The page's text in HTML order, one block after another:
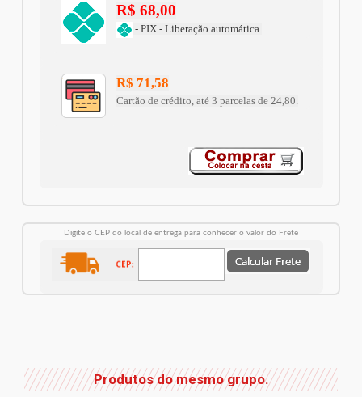
R$ 68,00
- PIX - Liberação automática.
R$ 71,58
Cartão de crédito, até 3 parcelas de 24,80.
Digite o CEP do local de entrega para conhecer o valor do Frete
Produtos do mesmo grupo.